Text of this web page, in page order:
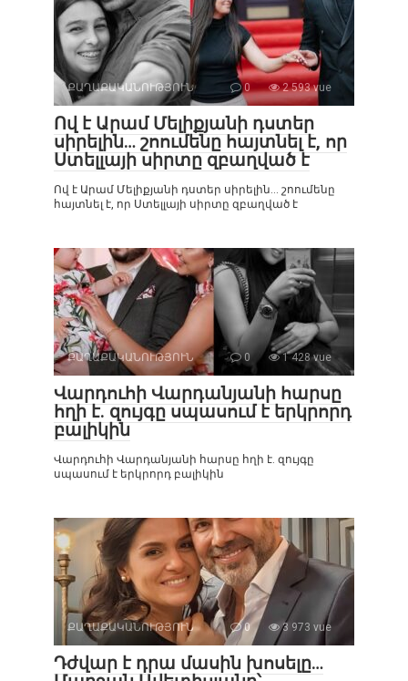
ՔԱՂԱՔԱԿԱՆՈՒԹՅՈՒՆ 0 2 593 vue
Ով է Արամ Մելիքյանի դստեր
սիրելին… շոումենը հայտնել է, որ
Ստելլայի սիրտը զբաղված է
Ով է Արամ Մելիքյանի դստեր սիրելին… շոումենը
հայտնել է, որ Ստելլայի սիրտը զբաղված է
ՔԱՂԱՔԱԿԱՆՈՒԹՅՈՒՆ 0 1 428 vue
Վարդուհի Վարդանյանի հարսը
հղի է. զույգը սպասում է երկրորդ
բալիկին
Վարդուհի Վարդանյանի հարսը հղի է. զույգը
սպասում է երկրորդ բալիկին
ՔԱՂԱՔԱԿԱՆՈՒԹՅՈՒՆ 0 3 973 vue
Դժվար է դրա մասին խոսելը…